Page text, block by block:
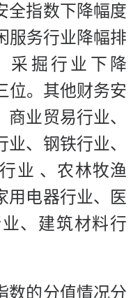
全指数下降幅度
服务行业降幅排
采掘行业下降
位。其他财务安
业贸易行业、
、钢铁行业、
业 、农林牧渔
用电器行业、医
、建筑材料行
数的分值情况分